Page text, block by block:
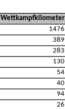
Wettkampfkilometer
1476
389
283
130
54
40
94
26